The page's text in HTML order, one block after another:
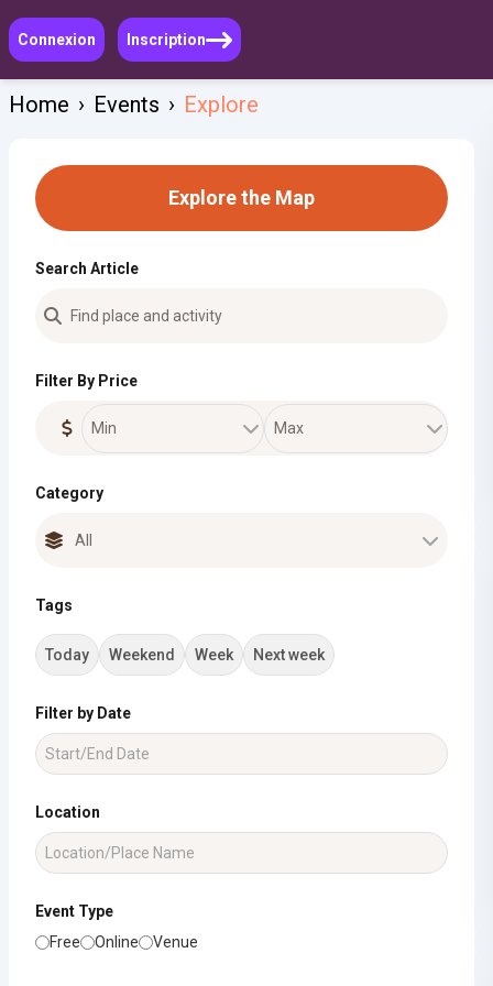
Connexion Inscription
Home › Events › Explore
Explore the Map
Search Article
Filter By Price
Category
Tags
Today Weekend Week Next week
Filter by Date
Location
Event Type
Free
Online Venue